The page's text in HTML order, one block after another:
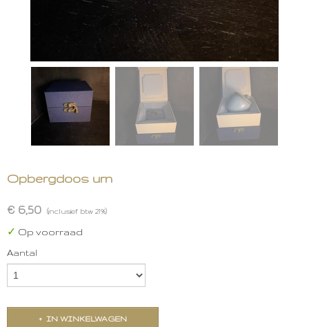
Opbergdoos urn
€ 6,50 (inclusief btw 21%)
✓ Op voorraad
Aantal
IN WINKELWAGEN